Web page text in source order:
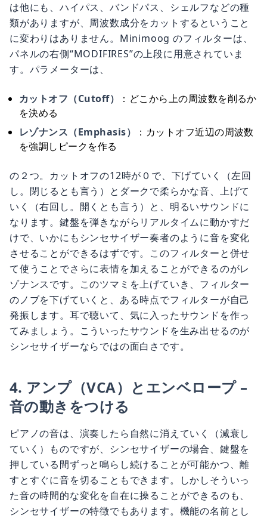
は他にも、ハイパス、バンドパス、シェルフなどの種
類がありますが、周波数成分をカットするということ
に変わりはありません。Minimoog のフィルターは、
パネルの右側“MODIFIRES”の上段に用意されていま
す。パラメーターは、
カットオフ（Cutoff）
：どこから上の周波数を削るか
を決める
レゾナンス（Emphasis）
：カットオフ近辺の周波数
を強調しピークを作る
の２つ。カットオフの12時が０で、下げていく（左回
し。閉じるとも言う）とダークで柔らかな音、上げて
いく（右回し。開くとも言う）と、明るいサウンドに
なります。鍵盤を弾きながらリアルタイムに動かすだ
けで、いかにもシンセサイザー奏者のように音を変化
させることができるはずです。このフィルターと併せ
て使うことでさらに表情を加えることができるのがレ
ゾナンスです。このツマミを上げていき、フィルター
のノブを下げていくと、ある時点でフィルターが自己
発振します。耳で聴いて、気に入ったサウンドを作っ
てみましょう。こういったサウンドを生み出せるのが
シンセサイザーならではの面白さです。
4. アンプ（VCA）とエンベロープ –
音の動きをつける
ピアノの音は、演奏したら自然に消えていく（減衰し
ていく）ものですが、シンセサイザーの場合、鍵盤を
押している間ずっと鳴らし続けることが可能かつ、離
すとすぐに音を切ることもできます。しかしそういっ
た音の時間的な変化を自在に操ることができるのも、
シンセサイザーの特徴でもあります。機能の名前とし